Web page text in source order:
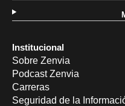
Institucional
Sobre Zenvia
Podcast Zenvia
Carreras
Seguridad de la